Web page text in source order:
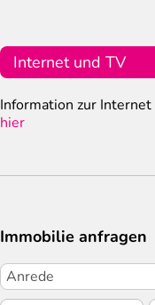
Internet und TV
Information zur
hier
Immobilie anfragen